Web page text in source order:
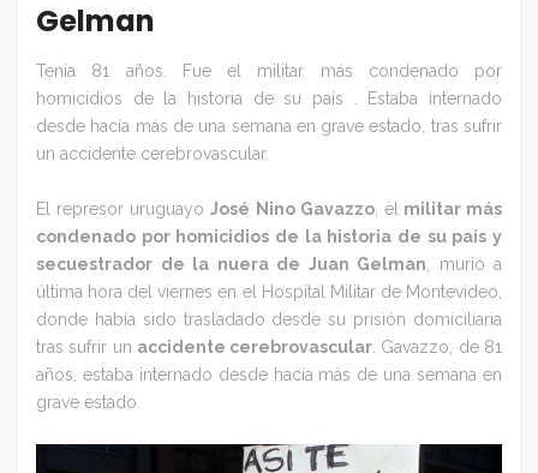
Gelman
Tenía 81 años. Fue el militar más condenado por
homicidios de la historia de su país . Estaba internado
desde hacía más de una semana en grave estado, tras sufrir
un accidente cerebrovascular.
El represor uruguayoJosé Nino Gavazzo, el militar más
condenado por homicidios de la historia de su país y
secuestrador de la nuera de Juan Gelman , murió a
última hora del viernes en el Hospital Militar de Montevideo,
donde había sido trasladado desde su prisión domiciliaria
tras sufrir un accidente cerebrovascular . Gavazzo, de 81
años, estaba internado desde hacía más de una semana en
grave estado.